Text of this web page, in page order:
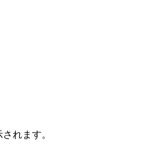
れます。